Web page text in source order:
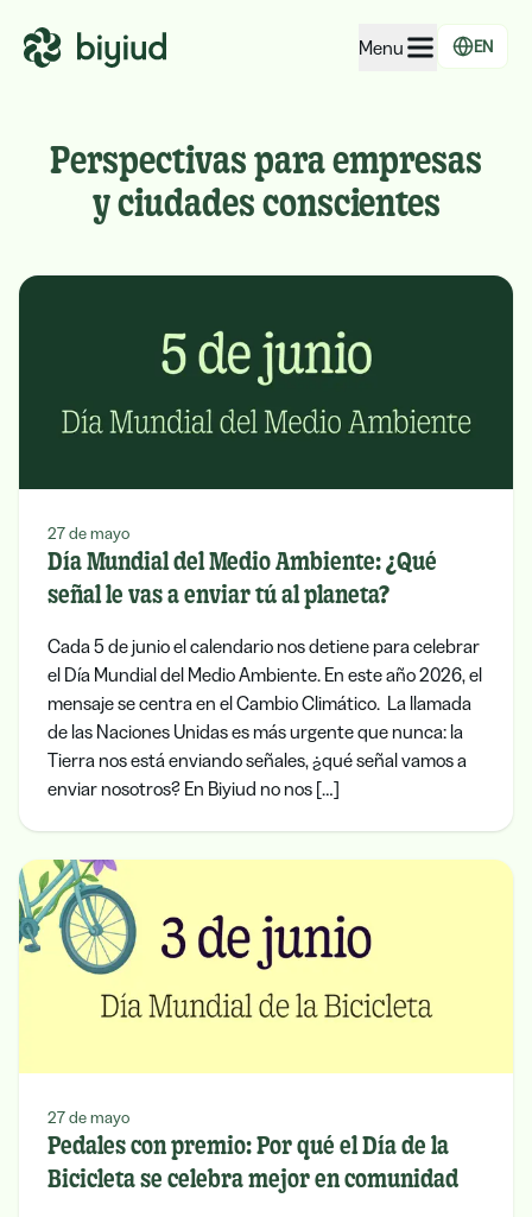
Menu
EcoRating of territories
For people
EN
Perspectivas para empresas
y ciudades conscientes
27 de mayo
Día Mundial del Medio Ambiente: ¿Qué
señal le vas a enviar tú al planeta?
Cada 5 de junio el calendario nos detiene para celebrar
el Día Mundial del Medio Ambiente. En este año 2026, el
mensaje se centra en el Cambio Climático. La llamada
de las Naciones Unidas es más urgente que nunca: la
Tierra nos está enviando señales, ¿qué señal vamos a
enviar nosotros? En Biyiud no nos […]
27 de mayo
Pedales con premio: Por qué el Día de la
Bicicleta se celebra mejor en comunidad